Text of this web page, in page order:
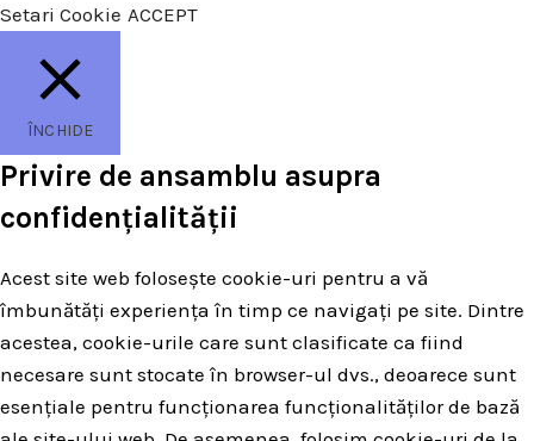
Setari Cookie ACCEPT
ÎNCHIDE
Privire de ansamblu asupra
confidențialității
Acest site web folosește cookie-uri pentru a vă
îmbunătăți experiența în timp ce navigați pe site. Dintre
acestea, cookie-urile care sunt clasificate ca fiind
necesare sunt stocate în browser-ul dvs., deoarece sunt
esențiale pentru funcționarea funcționalităților de bază